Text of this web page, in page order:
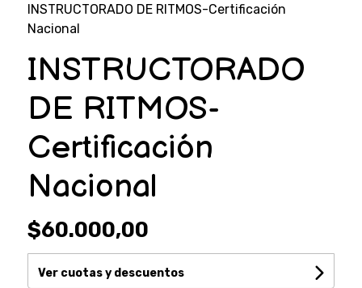
INSTRUCTORADO DE RITMOS-Certificación
Nacional
INSTRUCTORADO
DE RITMOS-
Certificación
Nacional
$60.000,00
Ver cuotas y descuentos